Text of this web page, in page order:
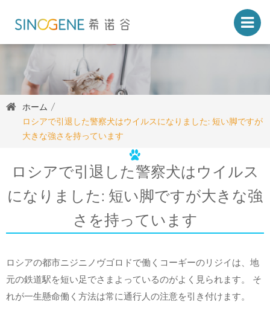
ホーム
ロシアで引退した警察犬はウイルスになりました: 短い脚ですが
大きな強さを持っています
ロシアで引退した警察犬はウイルス
になりました: 短い脚ですが大きな強
さを持っています
ロシアの都市ニジニノヴゴロドで働くコーギーのリジイは、地
元の鉄道駅を短い足でさまよっているのがよく見られます。 そ
れが一生懸命働く方法は常に通行人の注意を引き付けます。